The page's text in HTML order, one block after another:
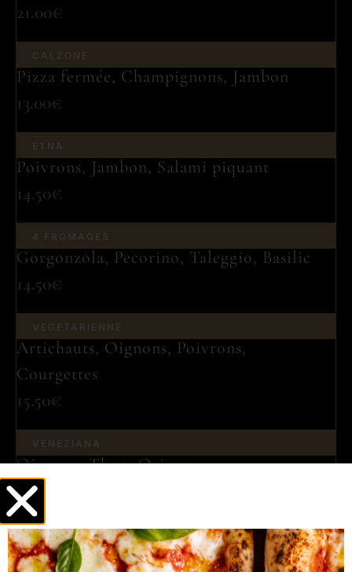
21.00€
CALZONE
Pizza fermée, Champignons, Jambon
13.00€
ETNA
Poivrons, Jambon, Salami piquant
14.50€
4 FROMAGES
Gorgonzola, Pecorino, Taleggio, Basilic
14.50€
VEGETARIENNE
Artichauts, Oignons, Poivrons,
Courgettes
15.50€
VENEZIANA
Oignons, Thon, Origan
14.50€
MAISON
Pancetta,Champ,Poivrons,Courgettes,Ail